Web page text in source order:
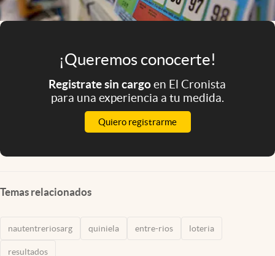
abre en nueva pestaña
Argentina
¡Queremos conocerte!
Registrate sin cargoen El Cronista
para una experiencia a tu medida.
Quiero registrarme
Temas relacionados
nautentreriosarg quiniela entre-rios loteria
resultados